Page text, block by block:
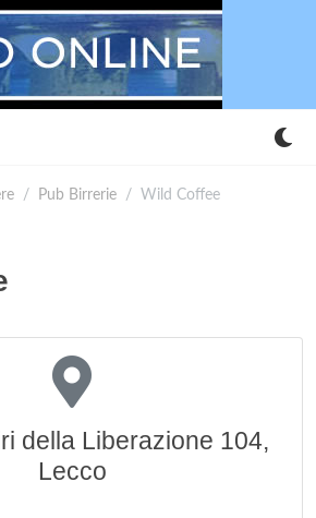
Pub Birrerie Wild Coffee
della Liberazione 104,
Lecco